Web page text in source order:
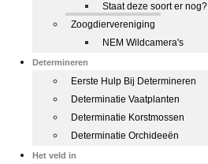
Staat deze soort er nog?
Zoogdiervereniging
NEM Wildcamera's
Determineren
Eerste Hulp Bij Determineren
Determinatie Vaatplanten
Determinatie Korstmossen
Determinatie Orchideeën
Het veld in